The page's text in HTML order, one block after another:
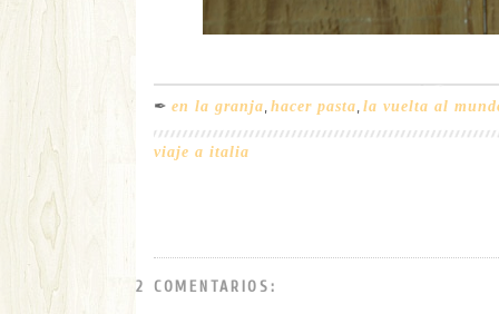
✒ en la granja,hacer pasta,la vuelta al
viaje a italia
2 COMENTARIOS: